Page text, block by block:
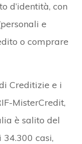
d’identità, con
e
o comprare
Creditizie e i
MisterCredit,
è salito del
casi,